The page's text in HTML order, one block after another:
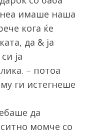
имаше наша
кога ќе
да & ја
ја
– потоа
ги истегнеше
да
момче со